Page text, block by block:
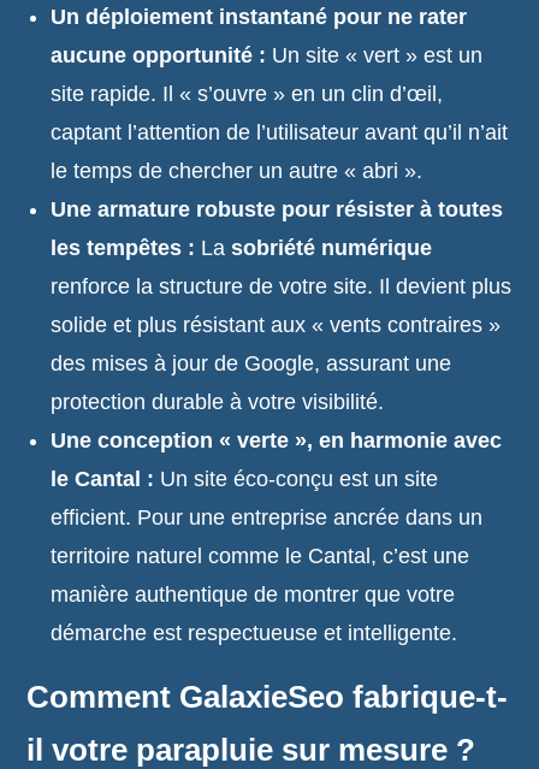
Un déploiement instantané pour ne rater
aucune opportunité : Un site « vert » est un
site rapide. Il « s’ouvre » en un clin d’œil,
captant l’attention de l’utilisateur avant qu’il n’ait
le temps de chercher un autre « abri ».
Une armature robuste pour résister à toutes
les tempêtes : Lasobriété numérique
renforce la structure de votre site. Il devient plus
solide et plus résistant aux « vents contraires »
des mises à jour de Google, assurant une
protection durable à votre visibilité.
Une conception « verte », en harmonie avec
le Cantal : Un site éco-conçu est un site
efficient. Pour une entreprise ancrée dans un
territoire naturel comme le Cantal, c’est une
manière authentique de montrer que votre
démarche est respectueuse et intelligente.
Comment GalaxieSeo fabrique-t-
il votre parapluie sur mesure ?